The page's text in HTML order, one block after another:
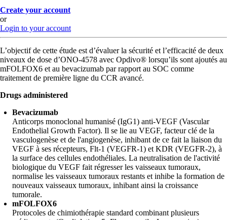
Create your account
or
Login to your account
L’objectif de cette étude est d’évaluer la sécurité et l’efficacité de deux
niveaux de dose d’ONO-4578 avec Opdivo® lorsqu’ils sont ajoutés au
mFOLFOX6 et au bevacizumab par rapport au SOC comme
traitement de première ligne du CCR avancé.
Drugs administered
Bevacizumab
Anticorps monoclonal humanisé (IgG1) anti-VEGF (Vascular
Endothelial Growth Factor). Il se lie au VEGF, facteur clé de la
vasculogenèse et de l'angiogenèse, inhibant de ce fait la liaison du
VEGF à ses récepteurs, Flt-1 (VEGFR-1) et KDR (VEGFR-2), à
la surface des cellules endothéliales. La neutralisation de l'activité
biologique du VEGF fait régresser les vaisseaux tumoraux,
normalise les vaisseaux tumoraux restants et inhibe la formation de
nouveaux vaisseaux tumoraux, inhibant ainsi la croissance
tumorale.
mFOLFOX6
Protocoles de chimiothérapie standard combinant plusieurs